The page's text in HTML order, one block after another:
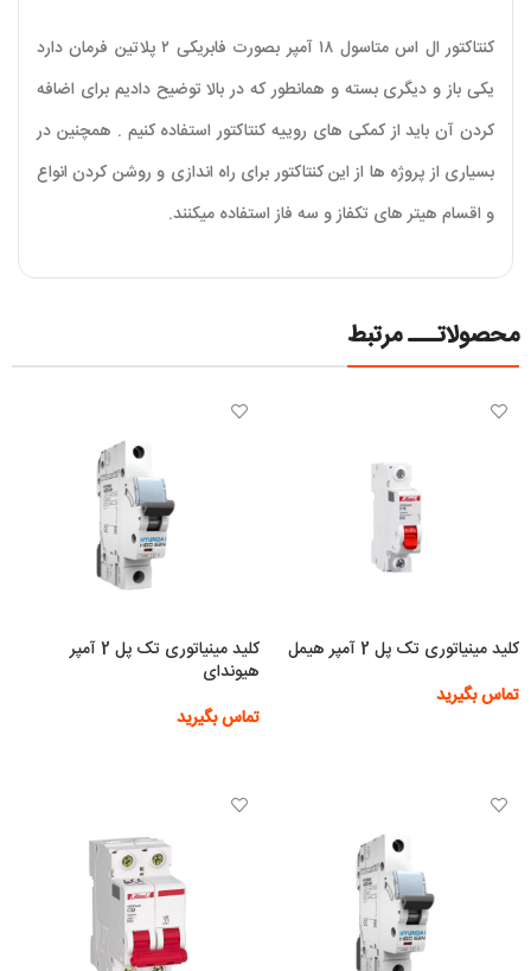
کنتاکتور ال اس متاسول ۱۸ آمپر بصورت فابریکی ۲ پلاتین فرمان دارد
یکی باز و دیگری بسته و همانطور که در بالا توضیح دادیم برای اضافه
کردن آن باید از کمکی های روییه کنتاکتور استفاده کنیم . همچنین در
بسیاری از پروژه ها از این کنتاکتور برای راه اندازی و روشن کردن انواع
و اقسام هیتر های تکفاز و سه فاز استفاده میکنند.
محصولاتـــ مرتبط
کلید مینیاتوری تک پل 2 آمپر هیمل
تماس بگیرید
کلید مینیاتوری تک پل 2 آمپر
هیوندای
تماس بگیرید